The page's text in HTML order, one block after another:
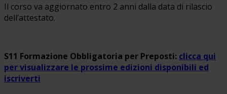
Il corso va aggiornato entro 2 anni dalla data di rilascio
dell’attestato.
S11 Formazione Obbligatoria per Preposti: clicca qui
per visualizzare le prossime edizioni disponibili ed
iscriverti